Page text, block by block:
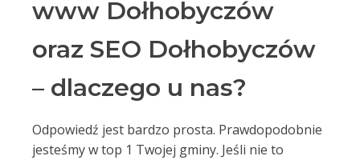
www Dołhobyczów
oraz SEO Dołhobyczów
– dlaczego u nas?
Odpowiedź jest bardzo prosta. Prawdopodobnie
jesteśmy w top 1 Twojej gminy. Jeśli nie to